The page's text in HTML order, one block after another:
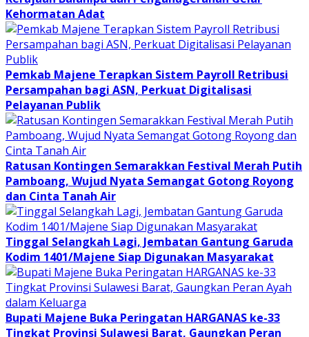
Kehormatan Adat
Pemkab Majene Terapkan Sistem Payroll Retribusi
Persampahan bagi ASN, Perkuat Digitalisasi
Pelayanan Publik
Ratusan Kontingen Semarakkan Festival Merah Putih
Pamboang, Wujud Nyata Semangat Gotong Royong
dan Cinta Tanah Air
Tinggal Selangkah Lagi, Jembatan Gantung Garuda
Kodim 1401/Majene Siap Digunakan Masyarakat
Bupati Majene Buka Peringatan HARGANAS ke-33
Tingkat Provinsi Sulawesi Barat, Gaungkan Peran